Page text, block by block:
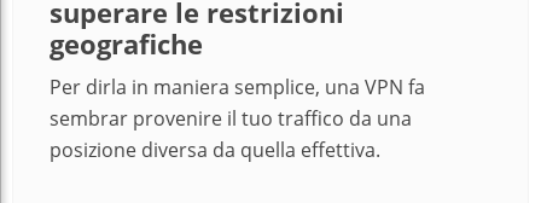
superare le restrizioni
geografiche
Per dirla in maniera semplice, una VPN fa
sembrar provenire il tuo traffico da una
posizione diversa da quella effettiva.